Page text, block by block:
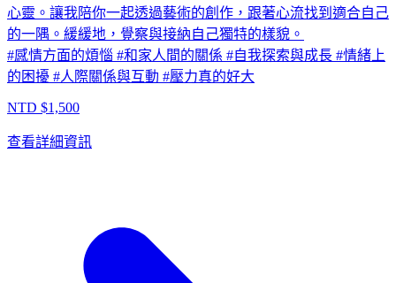
心靈。讓我陪你一起透過藝術的創作，跟著心流找到適合自己
的一隅。緩緩地，覺察與接納自己獨特的樣貌。
#感情方面的煩惱 #和家人間的關係 #自我探索與成長 #情緒上
的困擾 #人際關係與互動 #壓力真的好大
NTD $1,500
查看詳細資訊